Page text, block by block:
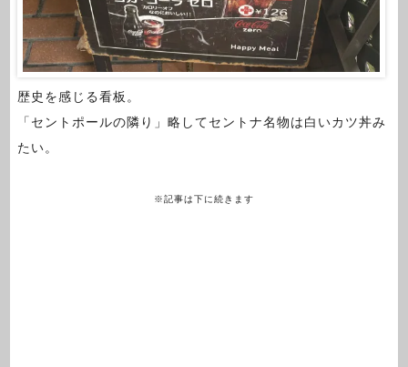
歴史を感じる看板。
「セントポールの隣り」略してセントナ名物は白いカツ丼み
たい。
※記事は下に続きます